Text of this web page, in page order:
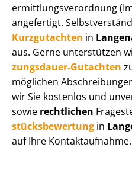
ermitt­lungs­ver­ord­nung
angefertigt.
Kurzgutachten in
aus. Gerne unterstützen
zungs­dau­er-Gutachten
möglichen
wir Sie kostenlos und
sowie rechtlichen
stücks­be­wer­tung in
auf Ihre Kontaktaufnahme.